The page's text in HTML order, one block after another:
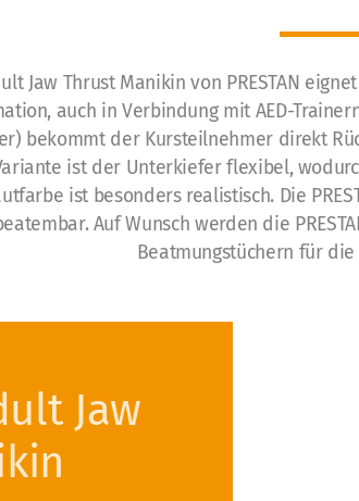
Jaw Thrust Manikin von PRESTAN
auch in Verbindung mit AED-
bekommt der Kursteilnehmer direkt
ist der Unterkiefer flexibel,
ist besonders realistisch. Die
Auf Wunsch werden die
Beatmungstüchern für
Jaw